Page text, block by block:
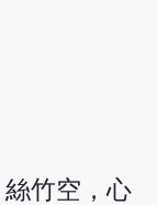
竹空，心